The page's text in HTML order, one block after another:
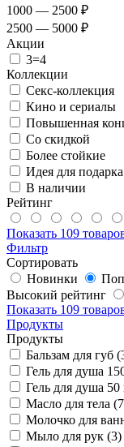
1000 — 2500 ₽
2500 — 5000 ₽
Акции
3=4
Коллекции
Секс-коллекция
Кино и сериалы
Повышенная
Со скидкой
Более стойкие
Идея для подарка
В наличии
Рейтинг
Показать 109
Фильтр
Сортировать
Новинки
Высокий рейтинг
Показать 109
Продукты
Продукты
Бальзам для губ
Гель для душа
Гель для душа
Масло для тела
Молочко для
Мыло для рук (3)